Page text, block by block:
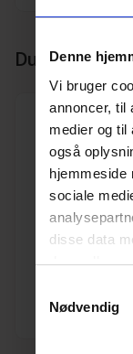
Denne
Vi bruger
annoncer, til
medier og til
også
hjemmeside
sociale
disse data
dem, eller
Nødvendig
Du skal
315/160 45°
Varenr. 10191090
Pakkeinfo. STK.